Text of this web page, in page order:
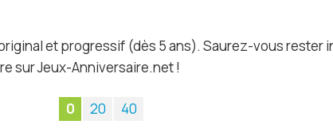
et progressif (dès 5 ans). Saurez-vous rester
sur Jeux-Anniversaire.net !
0 20 40